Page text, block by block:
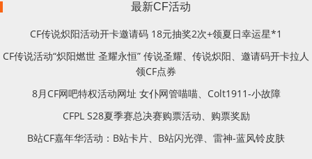
最新CF活动
CF传说炽阳活动开卡邀请码 18元抽奖2次+领夏日幸运星*1
CF传说活动“炽阳燃世 圣耀永恒” 传说圣耀、传说炽阳、邀请码开卡拉人
领CF点券
8月CF网吧特权活动网址 女仆网管喵喵、Colt1911-小故障
CFPL S28夏季赛总决赛购票活动、购票奖励
B站CF嘉年华活动：B站卡片、B站闪光弹、雷神-蓝风铃皮肤